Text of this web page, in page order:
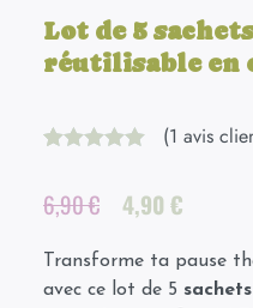
Lot de 5
réutilisable en
surnotation
client
(1 avis
6,90€
Le
initial
était :
4,90 €
actuel
est :
Transforme ta pause
avec ce lot de 5